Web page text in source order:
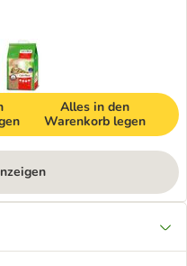
Alles in den
Warenkorb legen